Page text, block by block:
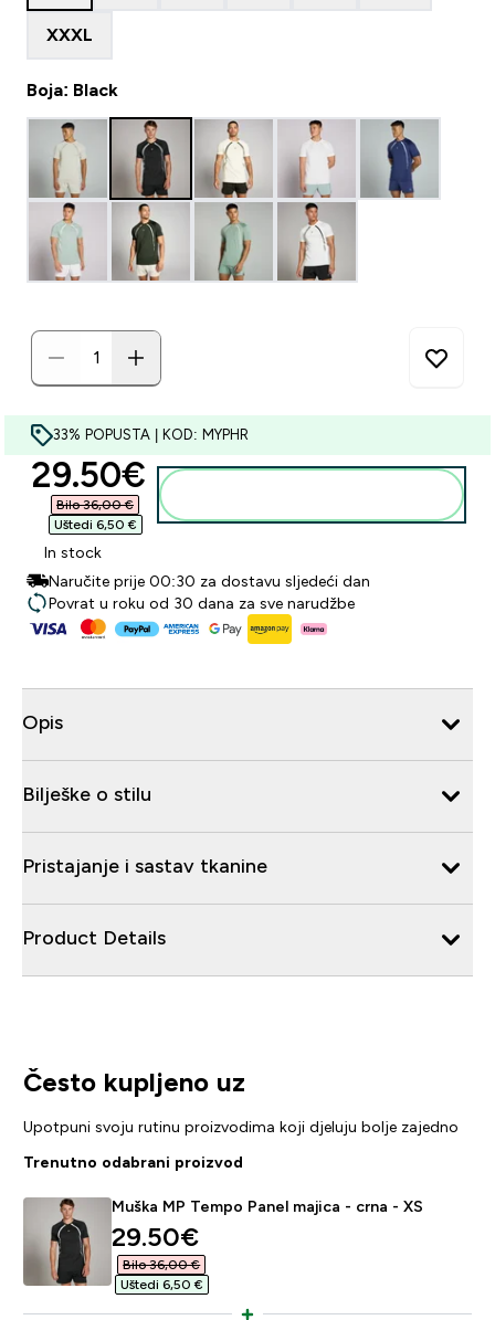
XXXL
Boja: Black
33% POPUSTA | KOD: MYPHR
discounted price
29.50€‎
Bilo 36,00 €‎
Uštedi 6,50 €‎
In stock
Naručite prije 00:30 za dostavu sljedeći dan
Povrat u roku od 30 dana za sve narudžbe
Opis
Bilješke o stilu
Pristajanje i sastav tkanine
Product Details
Često kupljeno uz
Upotpuni svoju rutinu proizvodima koji djeluju bolje zajedno
Trenutno odabrani proizvod
Muška MP Tempo Panel majica - crna - XS
discounted price
29.50€‎
Bilo 36,00 €‎
Uštedi 6,50 €‎